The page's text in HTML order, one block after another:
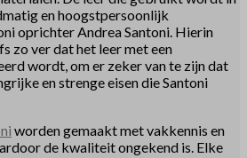
en hoogstpersoonlijk
oprichter Andrea Santoni. Hierin
zo ver dat het leer met een
wordt, om er zeker van te zijn dat
en strenge eisen die Santoni
worden gemaakt met vakkennis en
de kwaliteit ongekend is. Elke